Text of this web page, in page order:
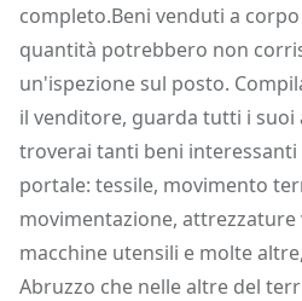
completo.Beni venduti a
quantità potrebbero non
un'ispezione sul posto.
il venditore, guarda tutti i suoi
troverai tanti beni
portale: tessile, movimento
movimentazione, attrezzature
macchine utensili e molte
Abruzzo che nelle altre del